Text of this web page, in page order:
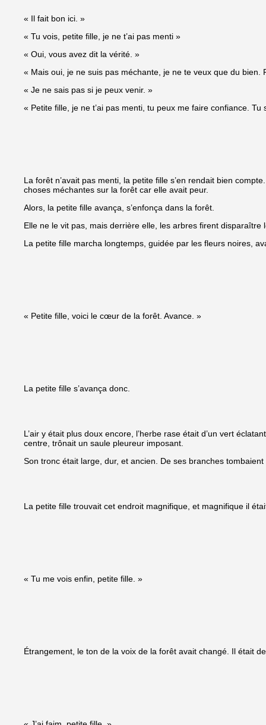
« Il fait bon ici. »
« Tu vois, petite fille, je ne t’ai pas menti »
« Oui, vous avez dit la vérité. »
« Mais oui, je ne suis pas méchante, je ne te veux que du
« Je ne sais pas si je peux venir. »
« Petite fille, je ne t’ai pas menti, tu peux me faire confiance.
La forêt n’avait pas menti, la petite fille s’en rendait bien
choses méchantes sur la forêt car elle avait peur.
Alors, la petite fille avança, s’enfonça dans la forêt.
Elle ne le vit pas, mais derrière elle, les arbres firent disparaître
La petite fille marcha longtemps, guidée par les fleurs noires,
« Petite fille, voici le cœur de la forêt. Avance. »
La petite fille s’avança donc.
L’air y était plus doux encore, l’herbe rase était d’un vert
centre, trônait un saule pleureur imposant.
Son tronc était large, dur, et ancien. De ses branches
La petite fille trouvait cet endroit magnifique, et magnifique il
« Tu me vois enfin, petite fille. »
Étrangement, le ton de la voix de la forêt avait changé. Il était